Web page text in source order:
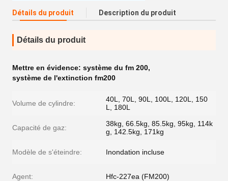
Détails du produit Description du produit
Détails du produit
Mettre en évidence: système du fm 200,
système de l'extinction fm200
Volume de cylindre:
40L, 70L, 90L, 100L, 120L, 150
L, 180L
Capacité de gaz:
38kg, 66.5kg, 85.5kg, 95kg, 114k
g, 142.5kg, 171kg
Modèle de s'éteindre: Inondation incluse
Agent: Hfc-227ea (FM200)